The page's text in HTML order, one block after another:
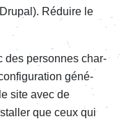
Réduire le
des personnes char­­
géné­­
site avec de
que ceux qui